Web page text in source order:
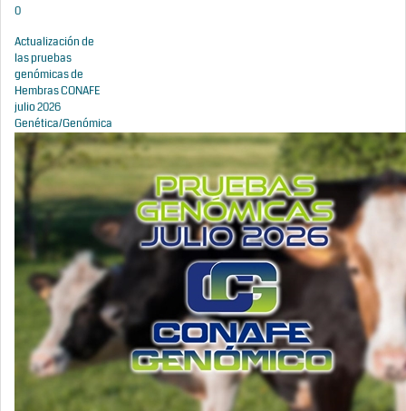
0
Actualización de
las pruebas
genómicas de
Hembras CONAFE
julio 2026
Genética/Genómica